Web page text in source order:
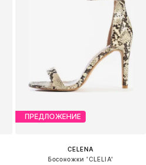
ПРЕДЛОЖЕНИЕ
CELENA
Босоножки 'CLELIA'